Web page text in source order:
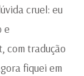
cruel: eu
e
com tradução
fiquei em